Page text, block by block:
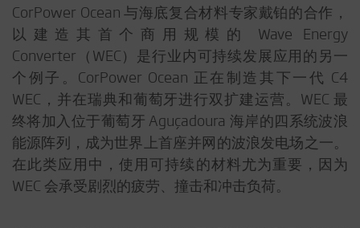
CorPower Ocean 与海底复合材料专家戴铂的合作，
以建造其首个商用规模的 Wave Energy
Converter（WEC）是行业内可持续发展应用的另一
个例子。CorPower Ocean 正在制造其下一代 C4
WEC，并在瑞典和葡萄牙进行双扩建运营。WEC 最
终将加入位于葡萄牙 Aguçadoura 海岸的四系统波浪
能源阵列，成为世界上首座并网的波浪发电场之一。
在此类应用中，使用可持续的材料尤为重要，因为
WEC 会承受剧烈的疲劳、撞击和冲击负荷。